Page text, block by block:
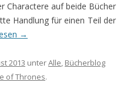
Charactere auf beide Bücher
Handlung für einen Teil der
→
2013 unterAlle, Bücherblog
of Thrones.